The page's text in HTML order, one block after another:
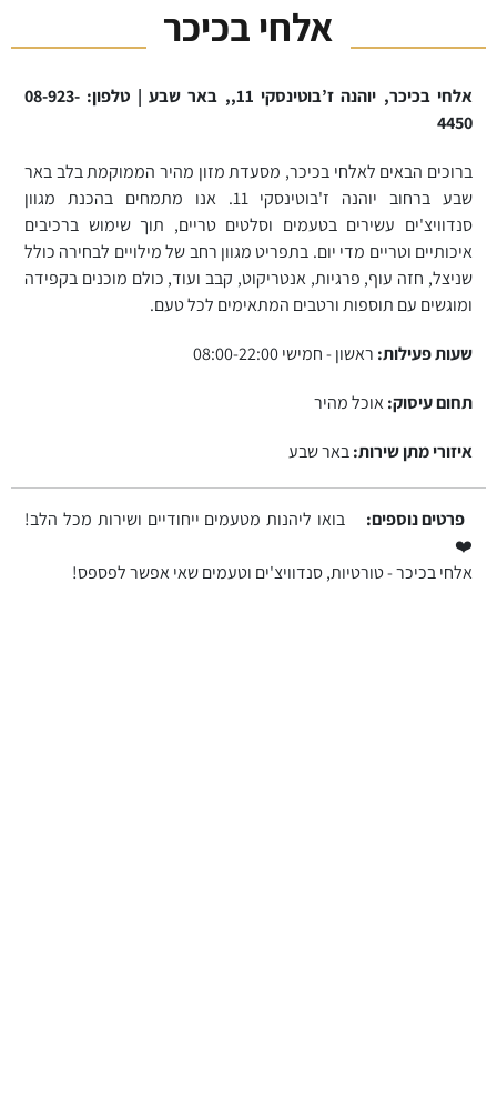
אלחי בכיכר
אלחי בכיכר, יוהנה ז’בוטינסקי 11,, באר שבע | טלפון: 08-923-
4450
ברוכים הבאים לאלחי בכיכר, מסעדת מזון מהיר הממוקמת בלב באר
שבע ברחוב יוהנה ז'בוטינסקי 11. אנו מתמחים בהכנת מגוון
סנדוויצ'ים עשירים בטעמים וסלטים טריים, תוך שימוש ברכיבים
איכותיים וטריים מדי יום. בתפריט מגוון רחב של מילויים לבחירה כולל
שניצל, חזה עוף, פרגיות, אנטריקוט, קבב ועוד, כולם מוכנים בקפידה
ומוגשים עם תוספות ורטבים המתאימים לכל טעם.
שעות פעילות: ראשון - חמישי 08:00-22:00
תחום עיסוק:אוכל מהיר
איזורי מתן שירות:באר שבע
פרטים נוספים:
בואו ליהנות מטעמים ייחודיים ושירות מכל הלב!
❤️
אלחי בכיכר - טורטיות, סנדוויצ'ים וטעמים שאי אפשר לפספס!